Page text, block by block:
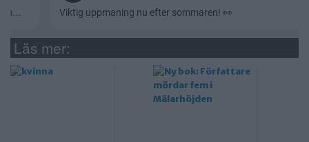
Läs mer: